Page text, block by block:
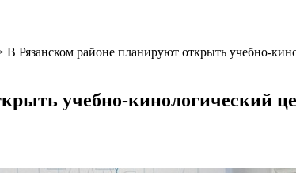
В Рязанском районе планируют открыть учебно-
учебно-кинологический